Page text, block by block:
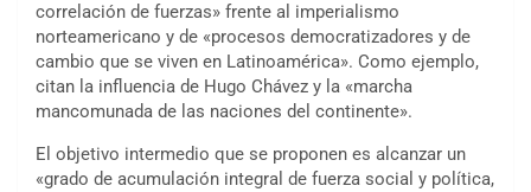
correlación de fuerzas» frente al imperialismo
norteamericano y de «procesos democratizadores y de
cambio que se viven en Latinoamérica». Como ejemplo,
citan la influencia de Hugo Chávez y la «marcha
mancomunada de las naciones del continente».
El objetivo intermedio que se proponen es alcanzar un
«grado de acumulación integral de fuerza social y política,